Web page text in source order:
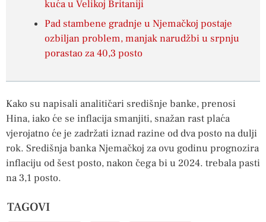
kuća u Velikoj Britaniji
Pad stambene gradnje u Njemačkoj postaje
ozbiljan problem, manjak narudžbi u srpnju
porastao za 40,3 posto
Kako su napisali analitičari središnje banke, prenosi
Hina, iako će se inflacija smanjiti, snažan rast plaća
vjerojatno će je zadržati iznad razine od dva posto na dulji
rok. Središnja banka Njemačkoj za ovu godinu prognozira
inflaciju od šest posto, nakon čega bi u 2024. trebala pasti
na 3,1 posto.
TAGOVI